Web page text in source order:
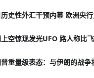
史性外汇干预内幕 欧洲央行
空惊现发光UFO 路人称比
重量级表态：与伊朗的战争